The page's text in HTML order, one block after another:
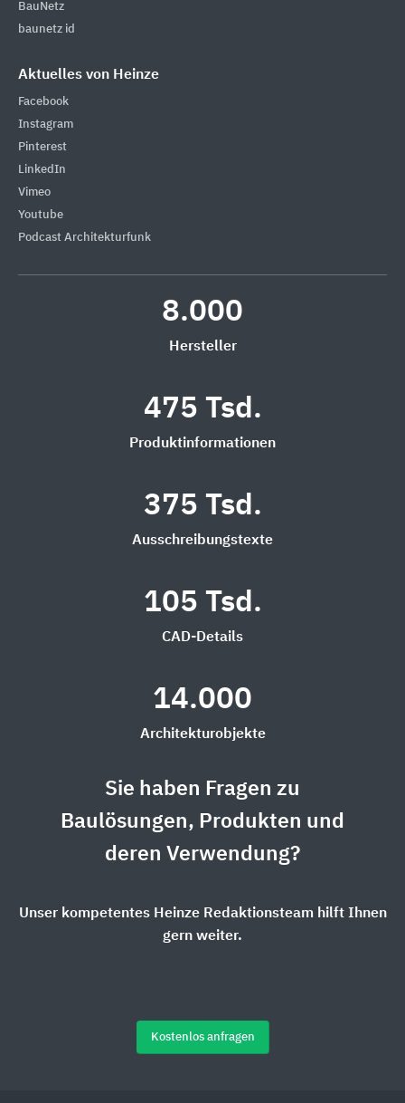
BauNetz
baunetz id
Aktuelles von Heinze
Facebook
Instagram
Pinterest
LinkedIn
Vimeo
Youtube
Podcast Architekturfunk
8.000
Hersteller
475 Tsd.
Produktinformationen
375 Tsd.
Ausschreibungstexte
105 Tsd.
CAD-Details
14.000
Architekturobjekte
Sie haben Fragen zu
Baulösungen, Produkten und
deren Verwendung?
Unser kompetentes Heinze Redaktionsteam hilft Ihnen
gern weiter.
Kostenlos anfragen